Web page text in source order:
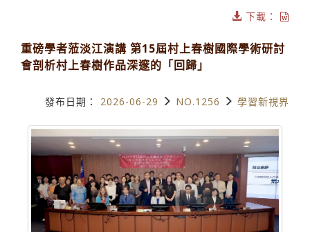
下載：
重磅學者蒞淡江演講 第15屆村上春樹國際學術研討
會剖析村上春樹作品深邃的「回歸」
發布日期： 2026-06-29 NO.1256 學習新視界